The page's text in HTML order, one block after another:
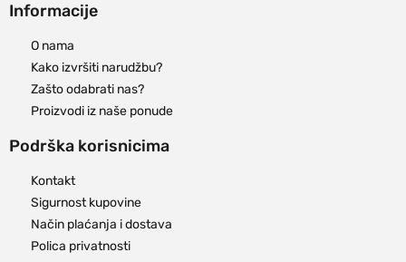
Informacije
O nama
Kako izvršiti narudžbu?
Zašto odabrati nas?
Proizvodi iz naše ponude
Podrška korisnicima
Kontakt
Sigurnost kupovine
Način plaćanja i dostava
Polica privatnosti